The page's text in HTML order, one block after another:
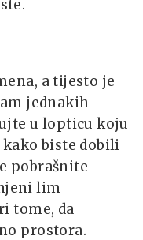
a tijesto je
jednakih
u lopticu koju
biste dobili
pobrašnite
lim
tome, da
prostora.